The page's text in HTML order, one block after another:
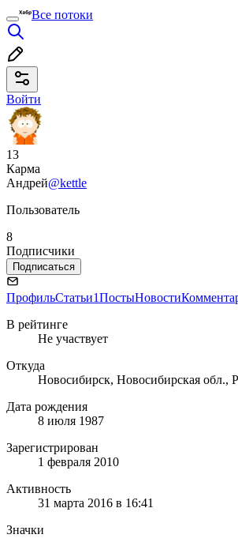
Все потоки
Войти
13
Карма
Андрей@kettle
Пользователь
8
Подписчики
Подписаться
ПрофильСтатьи1ПостыНовости
В рейтинге
Не участвует
Откуда
Новосибирск, Новосибирская обл.,
Дата рождения
8 июля 1987
Зарегистрирован
1 февраля 2010
Активность
31 марта 2016 в 16:41
Значки